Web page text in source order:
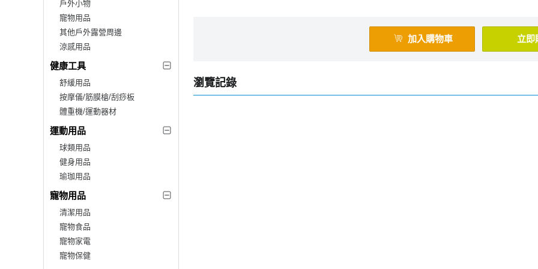
戶外小物
寵物用品
其他戶外露營周邊
涼感用品
健康工具
舒緩用品
按摩儀/筋膜槍/刮痧板
體重機/運動器材
運動用品
球類用品
健身用品
瑜珈用品
寵物用品
清潔用品
寵物食品
寵物家電
寵物保健
加入購物車 立即
瀏覽記錄